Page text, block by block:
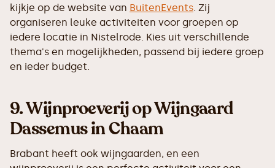
kijkje op de website van BuitenEvents. Zij
organiseren leuke activiteiten voor groepen op
iedere locatie in Nistelrode. Kies uit verschillende
thema's en mogelijkheden, passend bij iedere groep
en ieder budget.
9.Wijnproeverij op Wijngaard
Dassemus in Chaam
Brabant heeft ook wijngaarden, en een